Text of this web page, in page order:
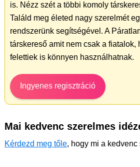
is. Nézz szét a többi komoly
Találd meg életed nagy szerelmét
rendszerünk segítségével. A
társkereső amit nem csak a fiatalok,
felettiek is könnyen használhatnak.
Ingyenes regisztráció
Mai kedvenc szerelmes
Kérdezd meg tőle, hogy mi a